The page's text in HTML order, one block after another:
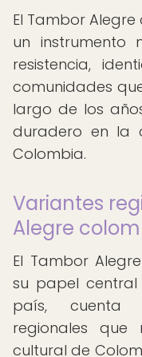
El Tambor
un instrumento
resistencia,
comunidades
largo de los
duradero en la
Colombia.
Variantes
Alegre
El Tambor
su papel
país, cuenta
regionales que
cultural de